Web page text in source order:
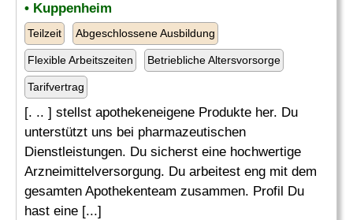
• Kuppenheim
Teilzeit Abgeschlossene Ausbildung
Flexible Arbeitszeiten Betriebliche Altersvorsorge
Tarifvertrag
[. .. ] stellst apothekeneigene Produkte her. Du
unterstützt uns bei pharmazeutischen
Dienstleistungen. Du sicherst eine hochwertige
Arzneimittelversorgung. Du arbeitest eng mit dem
gesamten Apothekenteam zusammen. Profil Du
hast eine [...]